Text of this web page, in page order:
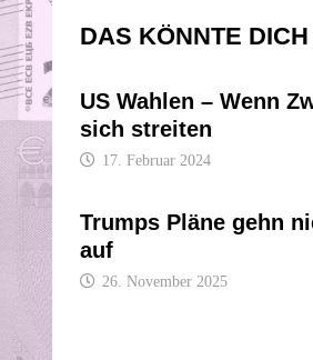
DAS KÖNNTE
US Wahlen – Wenn
sich streiten
17. Februar 2024
Trumps Pläne gehn
auf
26. November 2025